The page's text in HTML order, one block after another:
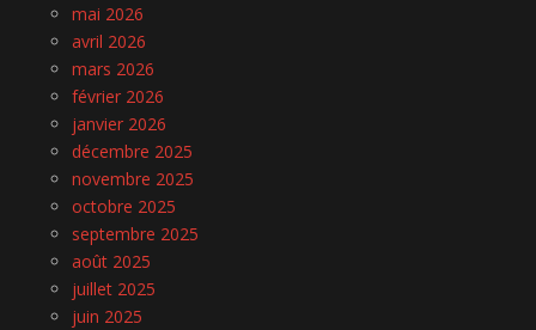
mai 2026
avril 2026
mars 2026
février 2026
janvier 2026
décembre 2025
novembre 2025
octobre 2025
septembre 2025
août 2025
juillet 2025
juin 2025